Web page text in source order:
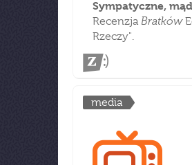
Sympatyczne,
Recenzja Bratków
Rzeczy".
media